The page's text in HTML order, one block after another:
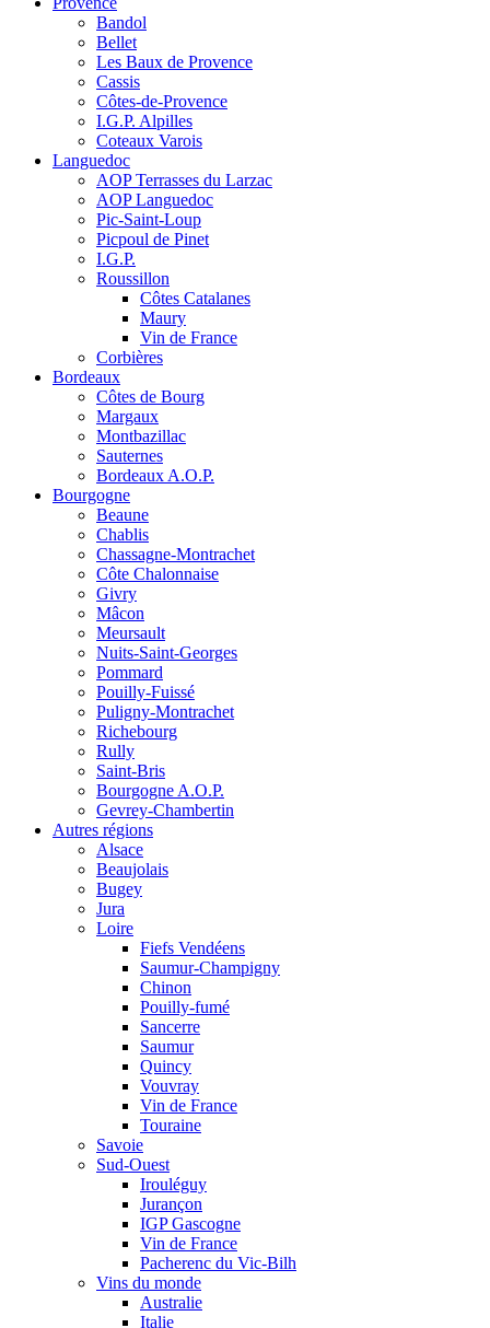
Bandol
Bellet
Les Baux de Provence
Cassis
Côtes-de-Provence
I.G.P. Alpilles
Coteaux Varois
Languedoc
AOP Terrasses du Larzac
AOP Languedoc
Pic-Saint-Loup
Picpoul de Pinet
I.G.P.
Roussillon
Côtes Catalanes
Maury
Vin de France
Corbières
Bordeaux
Côtes de Bourg
Margaux
Montbazillac
Sauternes
Bordeaux A.O.P.
Bourgogne
Beaune
Chablis
Chassagne-Montrachet
Côte Chalonnaise
Givry
Mâcon
Meursault
Nuits-Saint-Georges
Pommard
Pouilly-Fuissé
Puligny-Montrachet
Richebourg
Rully
Saint-Bris
Bourgogne A.O.P.
Gevrey-Chambertin
Autres régions
Alsace
Beaujolais
Bugey
Jura
Loire
Fiefs Vendéens
Saumur-Champigny
Chinon
Pouilly-fumé
Sancerre
Saumur
Quincy
Vouvray
Vin de France
Touraine
Savoie
Sud-Ouest
Irouléguy
Jurançon
IGP Gascogne
Vin de France
Pacherenc du Vic-Bilh
Vins du monde
Australie
Italie